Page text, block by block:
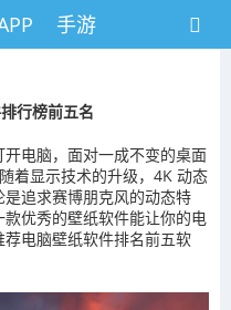
手游
行榜前五名
电脑，面对一成不变的桌面
着显示技术的升级，4K 动态
追求赛博朋克风的动态特
优秀的壁纸软件能让你的电
荐电脑壁纸软件排名前五软